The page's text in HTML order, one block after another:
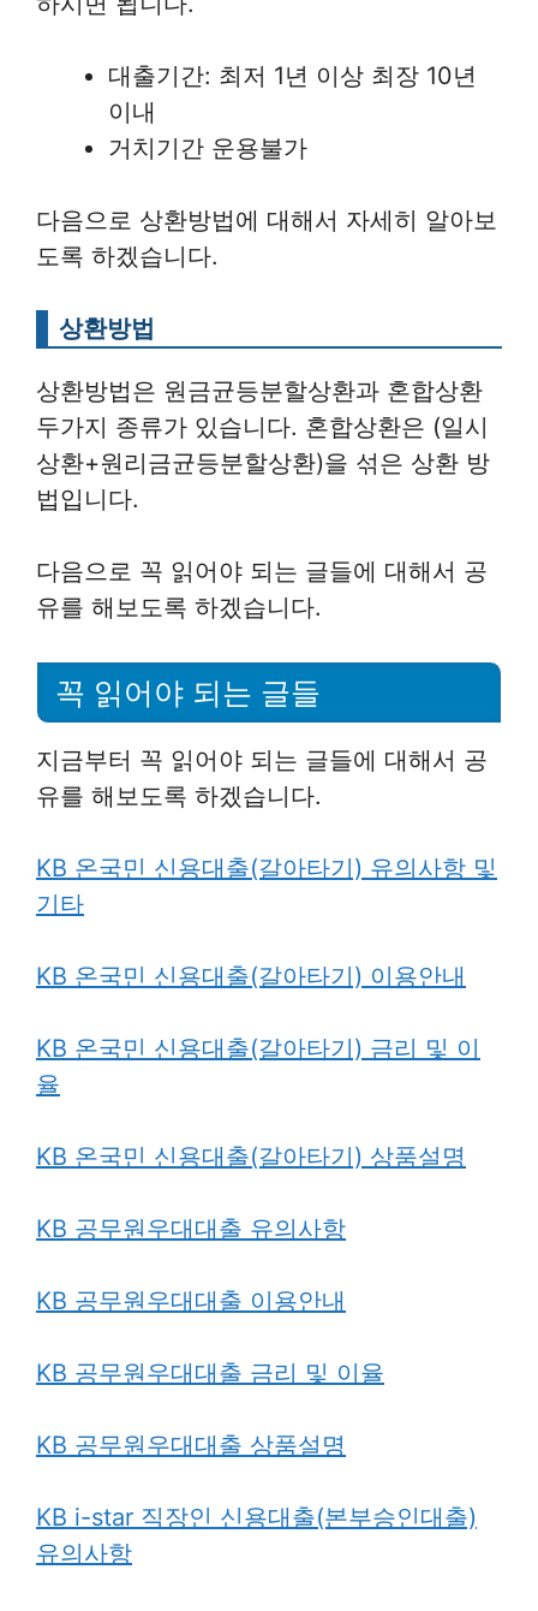
대출기간: 최저 1년 이상 최장 10년
이내
거치기간 운용불가
다음으로 상환방법에 대해서 자세히 알아보
도록 하겠습니다.
상환방법
상환방법은 원금균등분할상환과 혼합상환
두가지 종류가 있습니다. 혼합상환은 (일시
상환+원리금균등분할상환)을 섞은 상환 방
법입니다.
다음으로 꼭 읽어야 되는 글들에 대해서 공
유를 해보도록 하겠습니다.
꼭 읽어야 되는 글들
지금부터 꼭 읽어야 되는 글들에 대해서 공
유를 해보도록 하겠습니다.
KB 온국민 신용대출(갈아타기) 유의사항 및
기타
KB 온국민 신용대출(갈아타기) 이용안내
KB 온국민 신용대출(갈아타기) 금리 및 이
율
KB 온국민 신용대출(갈아타기) 상품설명
KB 공무원우대대출 유의사항
KB 공무원우대대출 이용안내
KB 공무원우대대출 금리 및 이율
KB 공무원우대대출 상품설명
KB i-star 직장인 신용대출(본부승인대출)
유의사항